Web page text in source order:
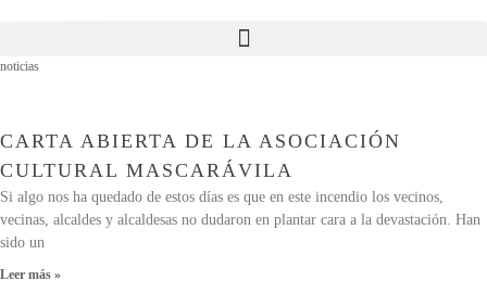
noticias
CARTA ABIERTA DE LA ASOCIACIÓN
CULTURAL MASCARÁVILA
Si algo nos ha quedado de estos días es que en este incendio los vecinos,
vecinas, alcaldes y alcaldesas no dudaron en plantar cara a la devastación. Han
sido un
Leer más »